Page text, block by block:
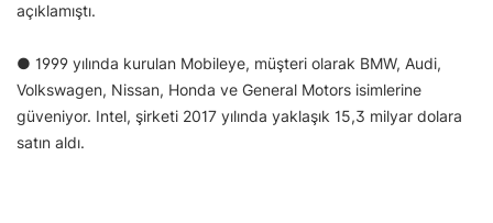
açıklamıştı.
● 1999 yılında kurulan Mobileye, müşteri olarak BMW, Audi,
Volkswagen, Nissan, Honda ve General Motors isimlerine
güveniyor. Intel, şirketi 2017 yılında yaklaşık 15,3 milyar dolara
satın aldı.